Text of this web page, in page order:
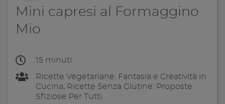
Mini capresi al Formaggino
Mio
15 minuti
Ricette Vegetariane: Fantasia e Creatività in
Cucina, Ricette Senza Glutine: Proposte
Sfiziose Per Tutti